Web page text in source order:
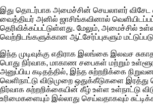
இது தொடர்பாக அமைச்சின் செயலாளர் விசேட
வைத்தியர் அனில் ஜாசிங்கவினால்
தெரிவிக்கப்பட்டுள்ளது. மேலும், அமைச்சில்
வெற்றிடங்களுக்கான ஆட்சேர்ப்புகளும்
இந்த முடிவுக்கு எதிராக இலங்கை இலவச
பொது நிர்வாக, மாகாண சபைகள் மற்றும்
அனுப்பிய கடிதத்தில், இந்த சுற்றறிக்கை
வெளிநாட்டு விடுமுறை ஒதுக்கீடுகளை
நிர்வாக சுற்றறிக்கையின் கீழ் உள்ள உள்நாட்டு
உரிமைகளையும் இல்லாது செய்வதாகவும்